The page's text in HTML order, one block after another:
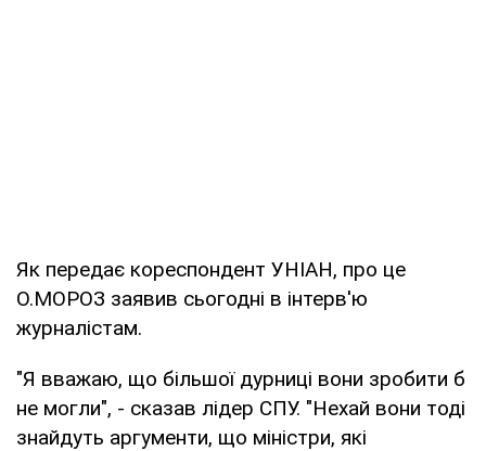
Як передає кореспондент УНІАН, про це
О.МОРОЗ заявив сьогодні в інтерв'ю
журналістам.
"Я вважаю, що більшої дурниці вони зробити б
не могли", - сказав лідер СПУ. "Нехай вони тоді
знайдуть аргументи, що міністри, які